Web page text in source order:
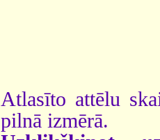
Atlasīto attēlu
pilnā izmērā.